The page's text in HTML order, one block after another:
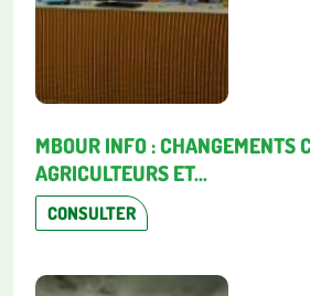
MBOUR INFO : CHANGEMENTS
AGRICULTEURS ET...
CONSULTER